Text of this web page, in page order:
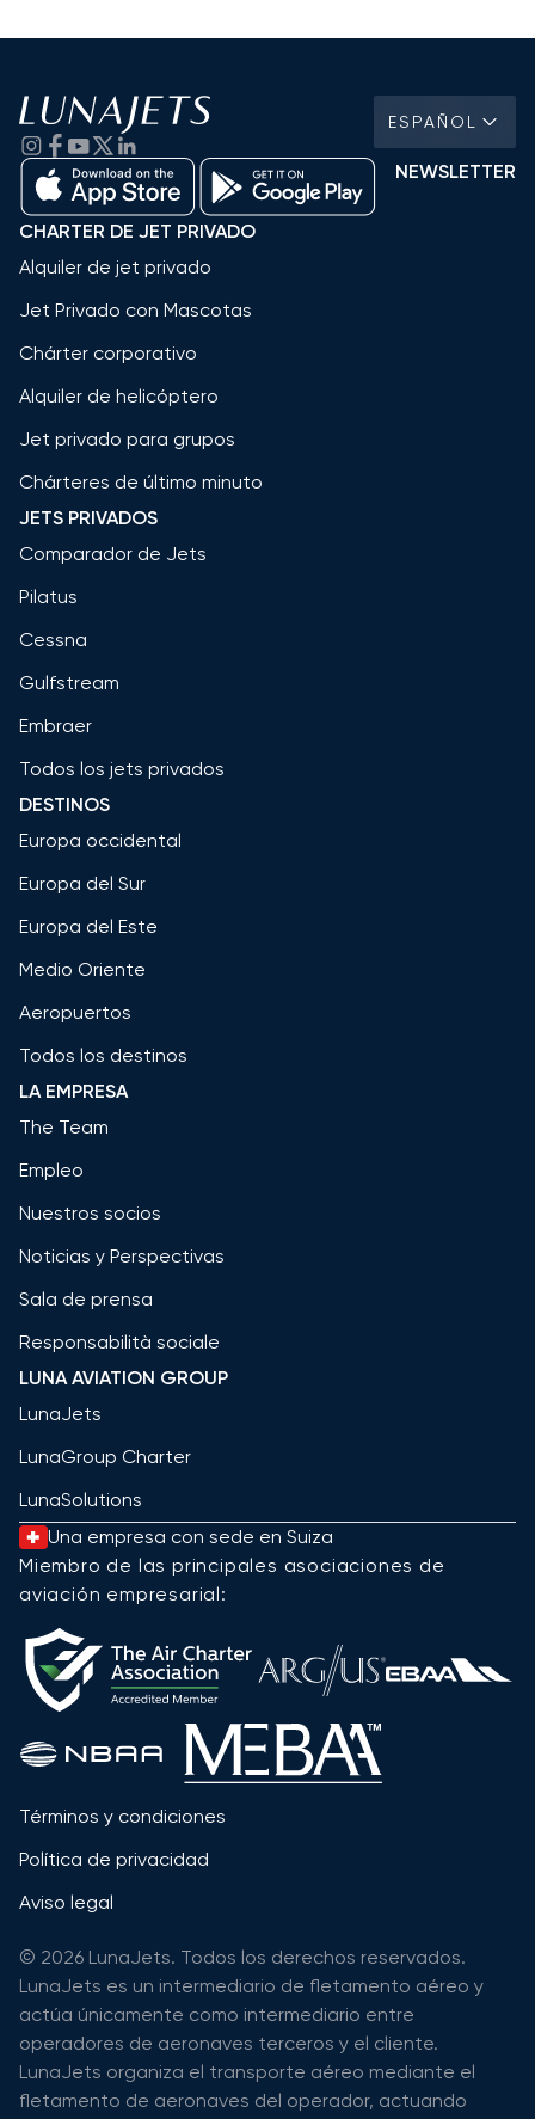
ESPAÑOL
NEWSLETTER
CHARTER DE JET PRIVADO
Alquiler de jet privado
Jet Privado con Mascotas
Chárter corporativo
Alquiler de helicóptero
Jet privado para grupos
Chárteres de último minuto
JETS PRIVADOS
Comparador de Jets
Pilatus
Cessna
Gulfstream
Embraer
Todos los jets privados
DESTINOS
Europa occidental
Europa del Sur
Europa del Este
Medio Oriente
Aeropuertos
Todos los destinos
LA EMPRESA
The Team
Empleo
Nuestros socios
Noticias y Perspectivas
Sala de prensa
Responsabilità sociale
LUNA AVIATION GROUP
LunaJets
LunaGroup Charter
LunaSolutions
Una empresa con sede en Suiza
Miembro de las principales asociaciones de
aviación empresarial:
Términos y condiciones
Política de privacidad
Aviso legal
© 2026 LunaJets. Todos los derechos reservados.
LunaJets es un intermediario de fletamento aéreo y
actúa únicamente como intermediario entre
operadores de aeronaves terceros y el cliente.
LunaJets organiza el transporte aéreo mediante el
fletamento de aeronaves del operador, actuando